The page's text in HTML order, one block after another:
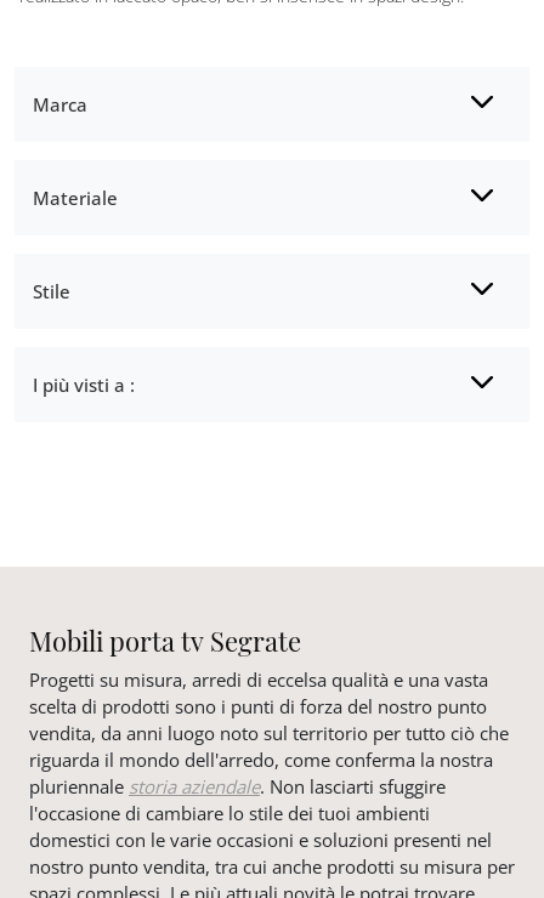
Marca
Materiale
Stile
I più visti a :
Mobili porta tv Segrate
Progetti su misura, arredi di eccelsa qualità e una vasta
scelta di prodotti sono i punti di forza del nostro punto
vendita, da anni luogo noto sul territorio per tutto ciò che
riguarda il mondo dell'arredo, come conferma la nostra
pluriennale storia aziendale. Non lasciarti sfuggire
l'occasione di cambiare lo stile dei tuoi ambienti
domestici con le varie occasioni e soluzioni presenti nel
nostro punto vendita, tra cui anche prodotti su misura per
spazi complessi. Le più attuali novità le potrai trovare